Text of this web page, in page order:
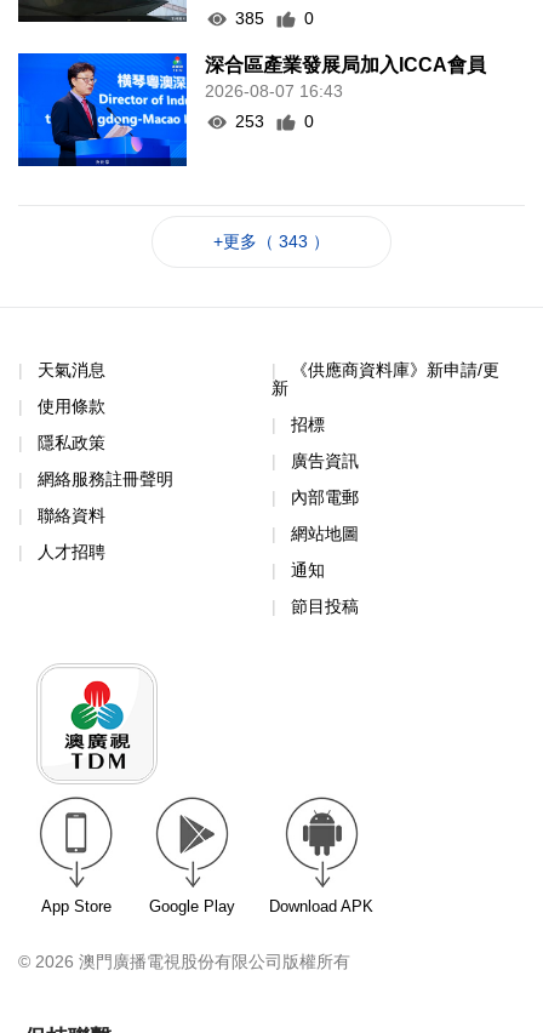
385
0
深合區產業發展局加入ICCA會員
2026-08-07 16:43
253
0
+更多（ 343 ）
天氣消息
使用條款
隱私政策
網絡服務註冊聲明
聯絡資料
人才招聘
《供應商資料庫》新申請/更
新
招標
廣告資訊
內部電郵
網站地圖
通知
節目投稿
App Store Google Play Download APK
© 2026 澳門廣播電視股份有限公司版權所有